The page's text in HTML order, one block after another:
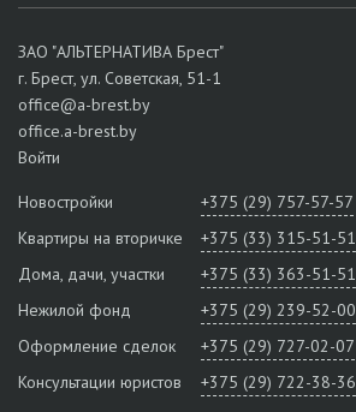
ЗАО "АЛЬТЕРНАТИВА Брест"
г. Брест, ул. Советская, 51-1
office@a-brest.by
office.a-brest.by
Войти
Новостройки
+375 (29) 757-57-57
Квартиры на вторичке
+375 (33) 315-51-51
Дома, дачи, участки
+375 (33) 363-51-51
Нежилой фонд
+375 (29) 239-52-00
Оформление сделок
+375 (29) 727-02-07
Консультации юристов
+375 (29) 722-38-36